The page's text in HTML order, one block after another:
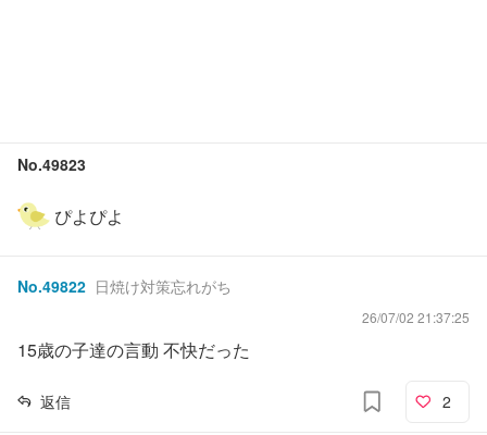
No.49823
ぴよぴよ
No.49822 日焼け対策忘れがち
26/07/02 21:37:25
15歳の子達の言動 不快だった
返信 2